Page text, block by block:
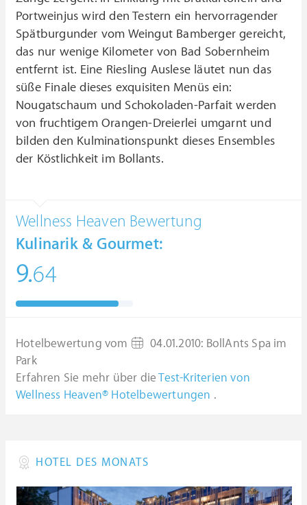
Portweinjus wird den Testern ein hervorragender
Spätburgunder vom Weingut Bamberger gereicht,
das nur wenige Kilometer von Bad Sobernheim
entfernt ist. Eine Riesling Auslese läutet nun das
süße Finale dieses exquisiten Menüs ein:
Nougatschaum und Schokoladen-Parfait werden
von fruchtigem Orangen-Dreierlei umgarnt und
bilden den Kulminationspunkt dieses Ensembles
der Köstlichkeit im Bollants.
Wellness Heaven Bewertung
Kulinarik & Gourmet:
9.64
Hotelbewertung vom 04.01.2010: BollAnts Spa im
Park
Erfahren Sie mehr über dieTest-Kriterien von
Wellness Heaven® Hotelbewertungen .
HOTEL DES MONATS